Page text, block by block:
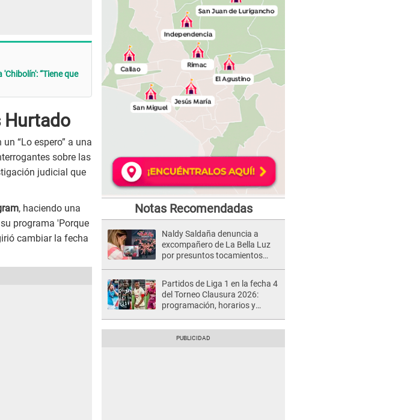
“Tiene que
Hurtado
“Lo espero” a una
sobre las
judicial que
, haciendo una
programa 'Porque
cambiar la fecha
Notas Recomendadas
Naldy Saldaña denuncia a
excompañero de La Bella Luz
por presuntos tocamientos
Partidos de Liga 1 en la fecha 4
del Torneo Clausura 2026:
programación, horarios y